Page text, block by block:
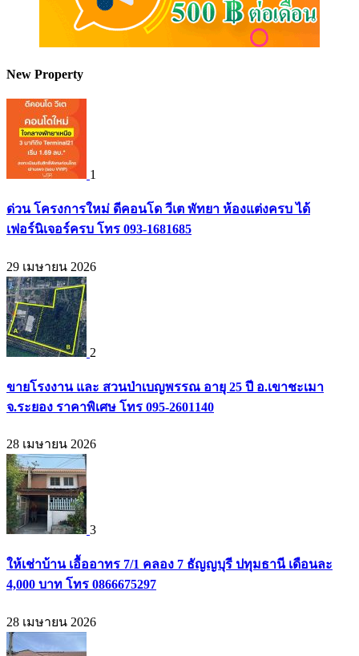
New Property
1
ด่วน โครงการใหม่ ดีคอนโด วีเต พัทยา ห้องแต่งครบ ได้
เฟอร์นิเจอร์ครบ โทร 093-1681685
29 เมษายน 2026
2
ขายโรงงาน และ สวนป่าเบญพรรณ อายุ 25 ปี อ.เขาชะเมา
จ.ระยอง ราคาพิเศษ โทร 095-2601140
28 เมษายน 2026
3
ให้เช่าบ้าน เอื้ออาทร 7/1 คลอง 7 ธัญญบุรี ปทุมธานี เดือนละ
4,000 บาท โทร 0866675297
28 เมษายน 2026